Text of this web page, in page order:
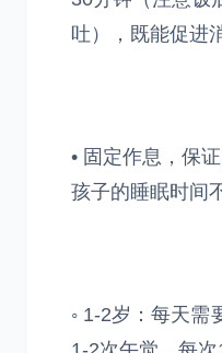
吐），既能促进
• 固定作息，保
孩子的睡眠时间
◦ 1-2岁：每天需